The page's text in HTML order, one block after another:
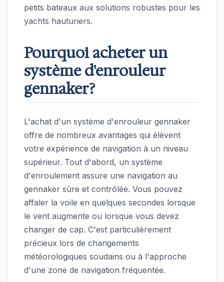
petits bateaux aux solutions robustes pour les
yachts hauturiers.
Pourquoi acheter un
système d'enrouleur
gennaker?
L'achat d'un système d'enrouleur gennaker
offre de nombreux avantages qui élèvent
votre expérience de navigation à un niveau
supérieur. Tout d'abord, un système
d'enroulement assure une navigation au
gennaker sûre et contrôlée. Vous pouvez
affaler la voile en quelques secondes lorsque
le vent augmente ou lorsque vous devez
changer de cap. C'est particulièrement
précieux lors de changements
météorologiques soudains ou à l'approche
d'une zone de navigation fréquentée.